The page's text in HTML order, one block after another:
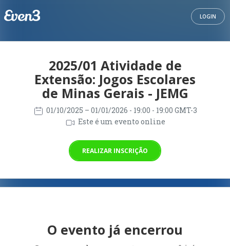
LOGIN
2025/01 Atividade de
Extensão: Jogos Escolares
de Minas Gerais - JEMG
01/10/2025 – 01/01/2026 - 19:00 - 19:00 GMT-3
Este é um evento online
REALIZAR INSCRIÇÃO
O evento já encerrou